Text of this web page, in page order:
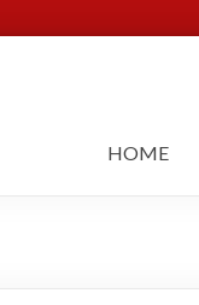
HOME